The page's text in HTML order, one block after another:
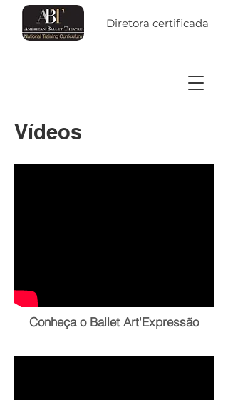
Diretora certificada
Vídeos
Conheça o Ballet Art'Expressão